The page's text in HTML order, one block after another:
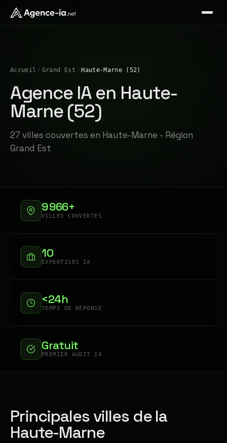
Accueil / Grand Est / Haute-Marne (52)
Agence IA en Haute-
Marne (52)
27 villes couvertes en Haute-Marne - Région
Grand Est
9 966+
VILLES COUVERTES
10
EXPERTISES IA
<24h
TEMPS DE RÉPONSE
Gratuit
PREMIER AUDIT IA
Principales villes de la
Haute-Marne